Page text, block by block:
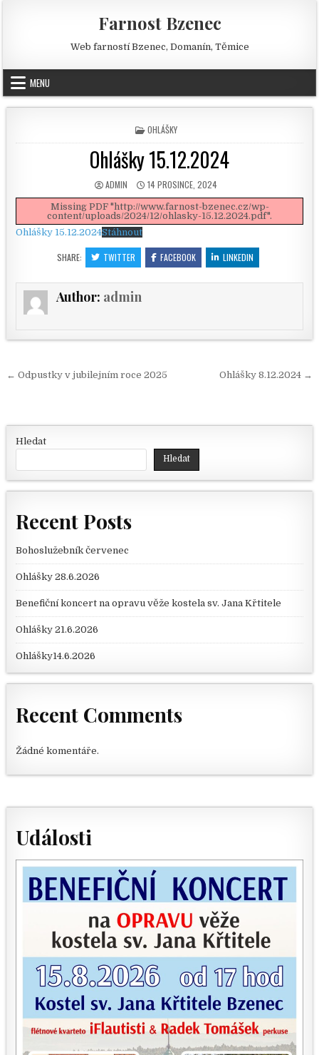
Farnost Bzenec
Web farností Bzenec, Domanín, Těmice
MENU
POSTED IN
OHLÁŠKY
Ohlášky 15.12.2024
AUTHOR:
ADMIN PUBLISHED DATE:
14 PROSINCE, 2024
Missing PDF "http://www.farnost-bzenec.cz/wp-
content/uploads/2024/12/ohlasky-15.12.2024.pdf".
Ohlášky 15.12.2024Stáhnout
SHARE: TWITTER FACEBOOK LINKEDIN
Author: admin
Navigace pro příspěvek Ohlášky 8.12.2024 →
← Odpustky v jubilejním roce 2025
Hledat
Hledat
Recent Posts
Bohoslužebník červenec
Ohlášky 28.6.2026
Benefiční koncert na opravu věže kostela sv. Jana Křtitele
Ohlášky 21.6.2026
Ohlášky14.6.2026
Recent Comments
Žádné komentáře.
Události